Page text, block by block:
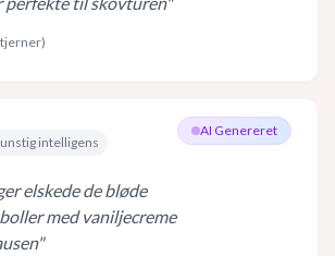
AI Genereret
intelligens
elskede de bløde
med vaniljecreme
"